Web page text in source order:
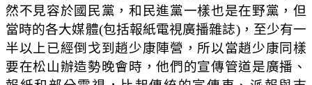
然不見容於國民黨，和民進黨一樣也是在野黨，但
當時的各大媒體(包括報紙電視廣播雜誌)，至少有一
半以上已經倒戈到趙少康陣營，所以當趙少康同樣
要在松山辦造勢晚會時，他們的宣傳管道是廣播、